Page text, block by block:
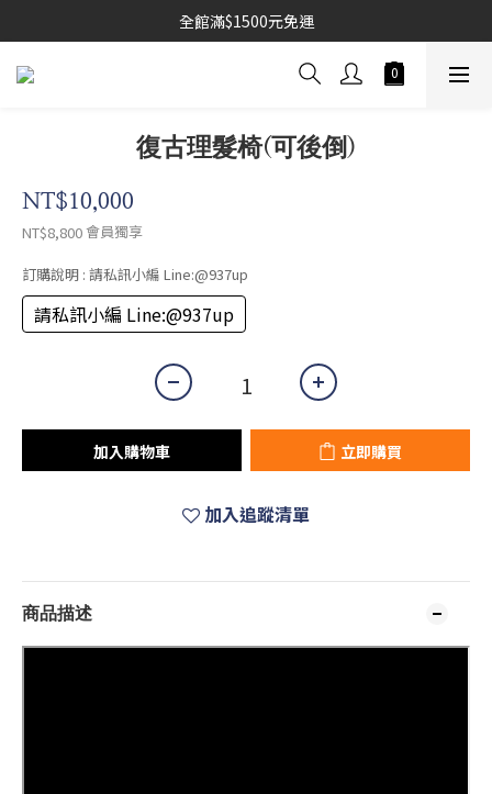
全館滿$1500元免運
復古理髮椅(可後倒)
NT$10,000
NT$8,800會員獨享
訂購說明 : 請私訊小編 Line:@937up
請私訊小編 Line:@937up
加入購物車 立即購買
加入追蹤清單
商品描述